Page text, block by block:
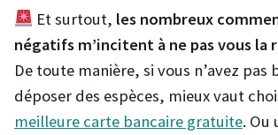
Et surtout, les nombreux
négatifs m’incitent à ne pas vous la
De toute manière, si vous n’avez pas
déposer des espèces, mieux vaut
meilleure carte bancaire gratuite. Ou